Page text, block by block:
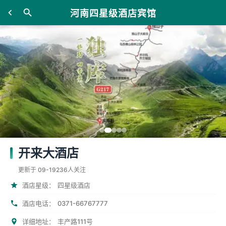
河南四星级酒店宾馆
开来大酒店
更新于 09-19236人关注
酒店星级： 四星级酒店
酒店电话： 0371-66767777
详细地址： 丰产路111号